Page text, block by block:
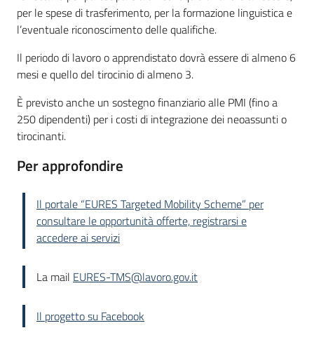
per le spese di trasferimento, per la formazione linguistica e
l’eventuale riconoscimento delle qualifiche.
Il periodo di lavoro o apprendistato dovrà essere di almeno 6
mesi e quello del tirocinio di almeno 3.
È previsto anche un sostegno finanziario alle PMI (fino a
250 dipendenti) per i costi di integrazione dei neoassunti o
tirocinanti.
Per approfondire
Il portale “EURES Targeted Mobility Scheme” per
consultare le opportunità offerte, registrarsi e
accedere ai servizi
La mail EURES-TMS@lavoro.gov.it
Il progetto su Facebook